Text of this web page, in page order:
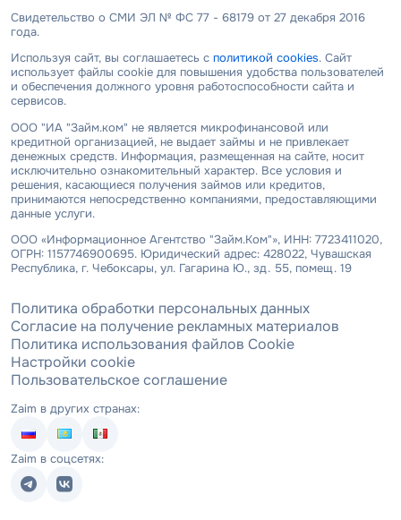
Свидетельство о СМИ ЭЛ № ФС 77 - 68179 от 27 декабря 2016
года.
Используя сайт, вы соглашаетесь с политикой cookies. Сайт
использует файлы cookie для повышения удобства пользователей
и обеспечения должного уровня работоспособности сайта и
сервисов.
ООО "ИА "Займ.ком" не является микрофинансовой или
кредитной организацией, не выдает займы и не привлекает
денежных средств. Информация, размещенная на сайте, носит
исключительно ознакомительный характер. Все условия и
решения, касающиеся получения займов или кредитов,
принимаются непосредственно компаниями, предоставляющими
данные услуги.
ООО «Информационное Агентство "Займ.Ком"», ИНН: 7723411020,
ОГРН: 1157746900695. Юридический адрес: 428022, Чувашская
Республика, г. Чебоксары, ул. Гагарина Ю., зд. 55, помещ. 19
Политика обработки персональных данных
Согласие на получение рекламных материалов
Политика использования файлов Cookie
Настройки cookie
Пользовательское соглашение
Zaim в других странах:
Zaim в соцсетях: